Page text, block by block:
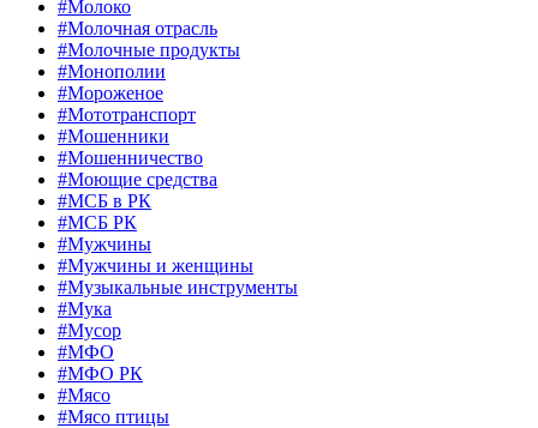
#Молоко
#Молочная отрасль
#Молочные продукты
#Монополии
#Мороженое
#Мототранспорт
#Мошенники
#Мошенничество
#Моющие средства
#МСБ в РК
#МСБ РК
#Мужчины
#Мужчины и женщины
#Музыкальные инструменты
#Мука
#Мусор
#МФО
#МФО РК
#Мясо
#Мясо птицы